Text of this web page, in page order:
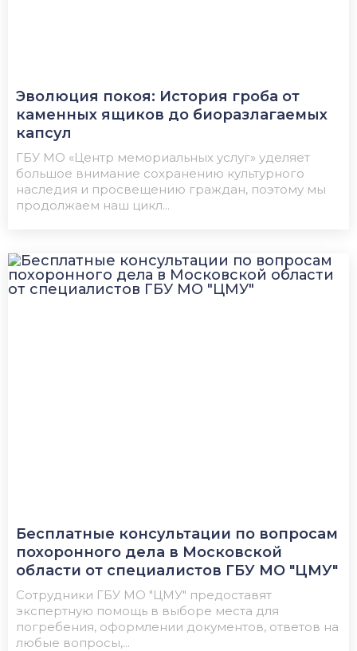
Эволюция покоя: История гроба от
каменных ящиков до биоразлагаемых
капсул
ГБУ МО «Центр мемориальных услуг» уделяет
большое внимание сохранению культурного
наследия и просвещению граждан, поэтому мы
продолжаем наш цикл...
Бесплатные консультации по вопросам
похоронного дела в Московской
области от специалистов ГБУ МО "ЦМУ"
Сотрудники ГБУ МО "ЦМУ" предоставят
экспертную помощь в выборе места для
погребения, оформлении документов, ответов на
любые вопросы,...